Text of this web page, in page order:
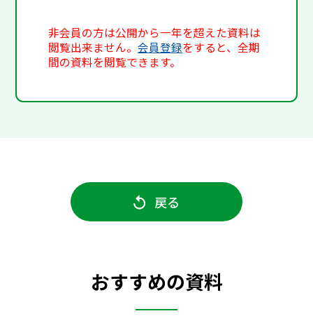
非会員の方は公開から一年を超えた資料は
閲覧出来ません。会員登録をすると、全期
間の資料を閲覧できます。
戻る
おすすめの資料